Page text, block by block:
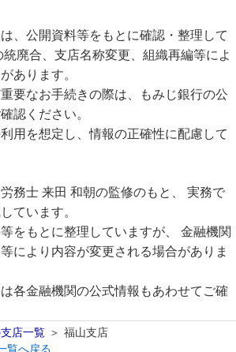
、公開資料等をもとに確認・整理して
廃合、支店名称変更、組織再編等によ
あります。
要なお手続きの際は、もみじ銀行の公
認ください。
用を想定し、情報の正確性に配慮して
務士 来田 和朝の監修のもと、 実務で
ています。
をもとに整理していますが、 金融機関
により内容が変更される場合がありま
各金融機関の公式情報もあわせてご確
店一覧
福山支店
覧へ戻る